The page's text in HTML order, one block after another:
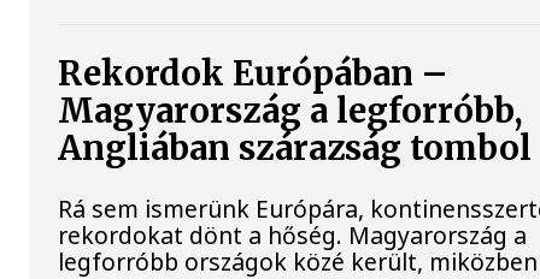
Rekordok Európában –
Magyarország a legforróbb,
Angliában szárazság tombol
Rá sem ismerünk Európára,
rekordokat dönt a hőség. Magyarország a
legforróbb országok közé került,